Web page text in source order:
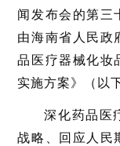
闻发布会的第三
由海南省人民政
品医疗器械化妆
实施方案》（以
深化药品医
战略、回应人民